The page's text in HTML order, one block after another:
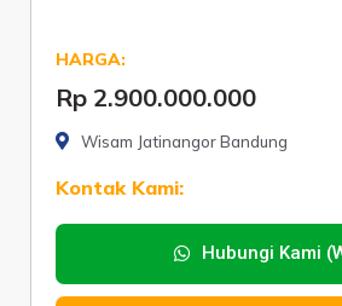
HARGA:
Rp 2.900.000.000
Wisam Jatinangor Bandung
Kontak Kami:
Hubungi Kami